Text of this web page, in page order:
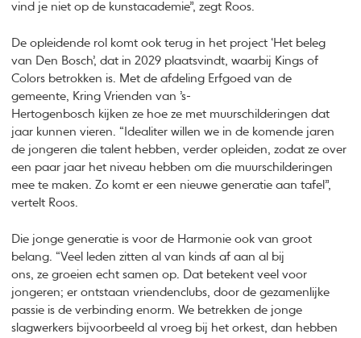
vind je niet op de kunstacademie”, zegt Roos.
De opleidende rol komt ook terug in het project ‘Het beleg
van Den Bosch’, dat in 2029 plaatsvindt, waarbij Kings of
Colors betrokken is. Met de afdeling Erfgoed van de
gemeente, Kring Vrienden van ’s-
Hertogenbosch kijken ze hoe ze met muurschilderingen dat
jaar kunnen vieren. “Idealiter willen we in de komende jaren
de jongeren die talent hebben, verder opleiden, zodat ze over
een paar jaar het niveau hebben om die muurschilderingen
mee te maken. Zo komt er een nieuwe generatie aan tafel”,
vertelt Roos.
Die jonge generatie is voor de Harmonie ook van groot
belang. “Veel leden zitten al van kinds af aan al bij
ons, ze groeien echt samen op. Dat betekent veel voor
jongeren; er ontstaan vriendenclubs, door de gezamenlijke
passie is de verbinding enorm. We betrekken de jonge
slagwerkers bijvoorbeeld al vroeg bij het orkest, dan hebben